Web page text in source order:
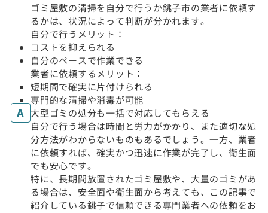
ゴミ屋敷の清掃を自分で行うか銚子市の業者に依頼す
るかは、状況によって判断が分かれます。
自分で行うメリット：
コストを抑えられる
自分のペースで作業できる
業者に依頼するメリット：
短期間で確実に片付けられる
専門的な清掃や消毒が可能
大型ゴミの処分も一括で対応してもらえる
自分で行う場合は時間と労力がかかり、また適切な処
分方法がわからないものもあるでしょう。一方、業者
に依頼すれば、確実かつ迅速に作業が完了し、衛生面
でも安心です。
特に、長期間放置されたゴミ屋敷や、大量のゴミがあ
る場合は、安全面や衛生面から考えても、この記事で
紹介している銚子で信頼できる専門業者への依頼をお